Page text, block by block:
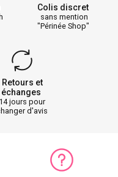
Colis discret
sans mention
"Périnée Shop"
Retours et
échanges
14 jours pour
d'avis